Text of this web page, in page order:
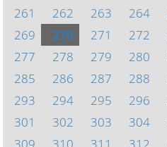
261
262 263 264
269
270 271 272
277
278 279 280
285
286 287 288
293
294 295 296
301
302 303 304